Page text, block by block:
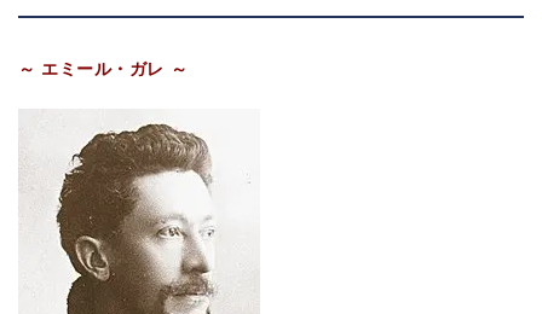
～ エミール・ガレ ～